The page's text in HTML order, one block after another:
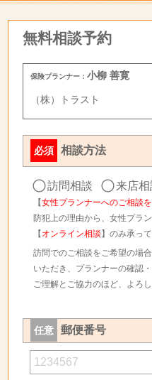
無料相談予約
保険プランナー：小柳 善寛
（株）トラスト
必須 相談方法
訪問相談 来店相
【女性プランナーへのご相談
防犯上の理由から、女性プラ
【 オンライン相談 】のみ承っ
訪問でのご相談をご希望の場
いただき、プランナーの確認
ご理解とご協力のほど、よろ
任意 郵便番号